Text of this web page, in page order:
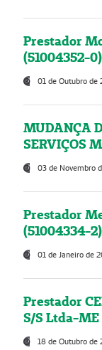
Prestador
(51004352-0)
01 de Outubro de
MUDANÇA
SERVIÇOS
03 de Novembro
Prestador
(51004334-2)
01 de Janeiro de
Prestador
S/S Ltda-
18 de Outubro de